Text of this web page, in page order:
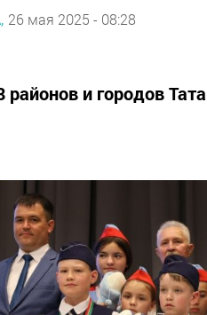
26 мая 2025 - 08:28
и городов